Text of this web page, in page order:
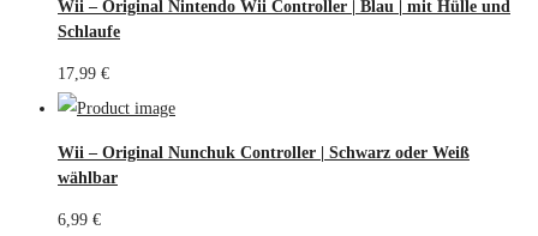
Wii – Original Nintendo Wii Controller | Blau | mit Hülle und
Schlaufe
17,99 €
Wii – Original Nunchuk Controller | Schwarz oder Weiß
wählbar
6,99 €